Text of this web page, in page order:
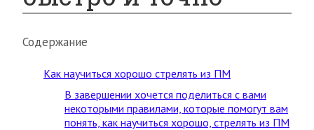
Содержание
Как научиться хорошо стрелять из ПМ
В завершении хочется поделиться с вами
некоторыми правилами, которые помогут вам
понять, как научиться хорошо, стрелять из ПМ